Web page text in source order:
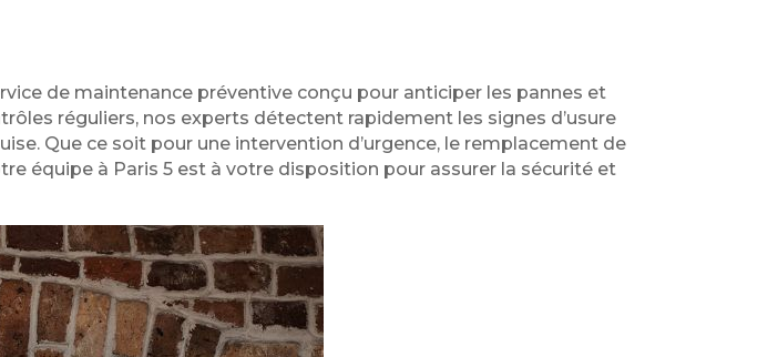
de maintenance préventive conçu pour anticiper les pannes et
réguliers, nos experts détectent rapidement les signes d’usure
Que ce soit pour une intervention d’urgence, le remplacement de
équipe à Paris 5 est à votre disposition pour assurer la sécurité et